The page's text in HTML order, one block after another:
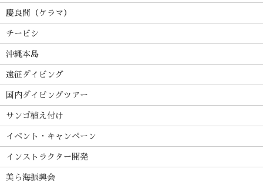
慶良間（ケラマ）
チービシ
沖縄本島
遠征ダイビング
国内ダイビングツアー
サンゴ植え付け
イベント・キャンペーン
インストラクター開発
美ら海振興会